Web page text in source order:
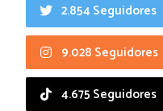
2.854 Seguidores
9.028 Seguidores
4.675 Seguidores